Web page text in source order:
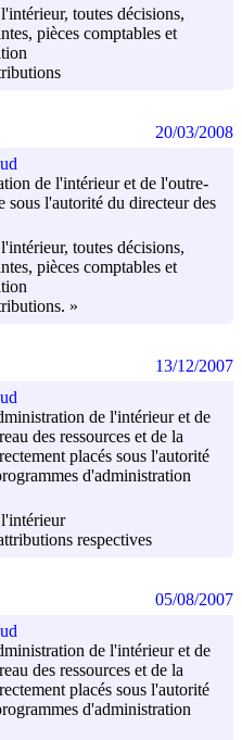
toutes décisions,
pièces comptables et
de l'intérieur et de l'outre-
sous l'autorité du directeur des
toutes décisions,
pièces comptables et
»
20/03/2008
de l'intérieur et de
des ressources et de la
placés sous l'autorité
d'administration
respectives
13/12/2007
de l'intérieur et de
des ressources et de la
placés sous l'autorité
d'administration
05/08/2007